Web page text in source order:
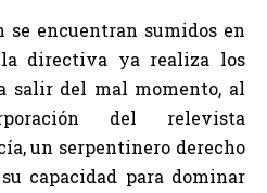
se encuentran sumidos en
directiva ya realiza los
salir del mal momento, al
del relevista
un serpentinero derecho
capacidad para dominar